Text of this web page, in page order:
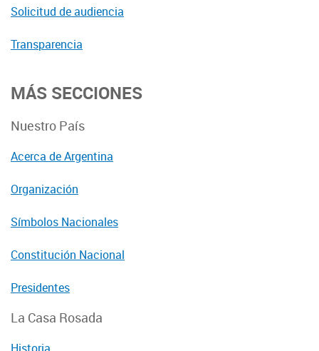
Solicitud de audiencia
Transparencia
MÁS SECCIONES
Nuestro País
Acerca de Argentina
Organización
Símbolos Nacionales
Constitución Nacional
Presidentes
La Casa Rosada